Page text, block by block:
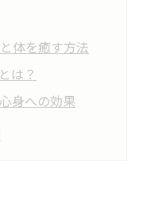
体を癒す方法
は？
身への効果
の選び方